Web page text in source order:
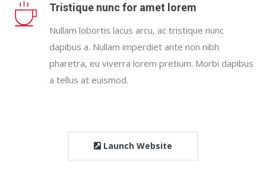
Tristique nunc for amet lorem
Nullam lobortis lacus arcu, ac tristique nunc
dapibus a. Nullam imperdiet ante non nibh
pharetra, eu viverra lorem pretium. Morbi dapibus
a tellus at euismod.
Launch Website